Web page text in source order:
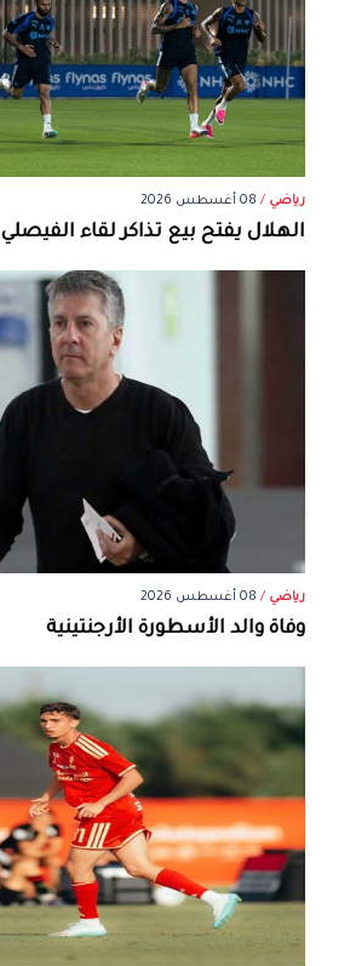
رياضي / 08 أغسطس 2026
الهلال يفتح بيع تذاكر لقاء الفيصلي
رياضي / 08 أغسطس 2026
وفاة والد الأسطورة الأرجنتينية